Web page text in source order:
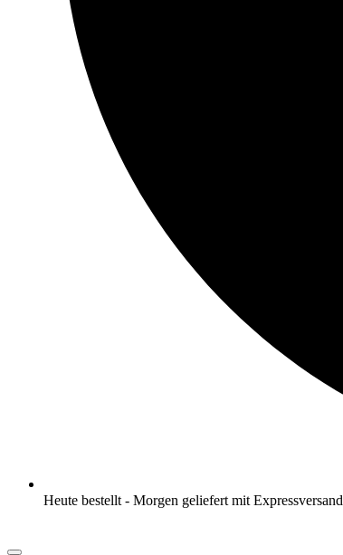
Heute bestellt - Morgen geliefert mit Expressversand